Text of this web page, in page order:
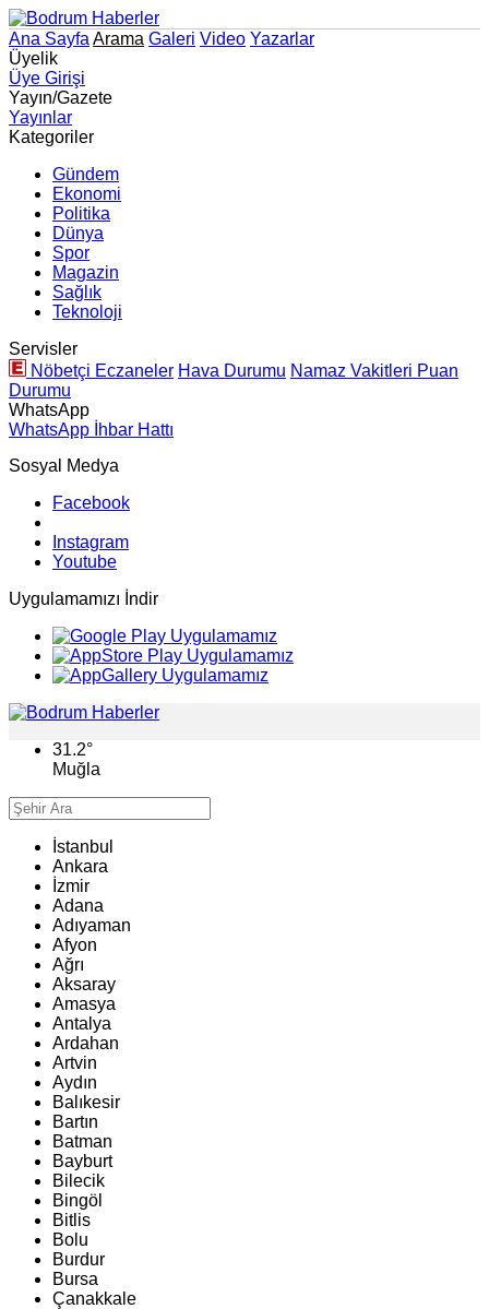
Ana Sayfa Arama Galeri Video Yazarlar
Üyelik
Üye Girişi
Yayın/Gazete
Yayınlar
Kategoriler
Gündem
Ekonomi
Politika
Dünya
Spor
Magazin
Sağlık
Teknoloji
Servisler
Nöbetçi Eczaneler Hava Durumu Namaz Vakitleri Puan
Durumu
WhatsApp
WhatsApp İhbar Hattı
Sosyal Medya
Facebook
Instagram
Youtube
Uygulamamızı İndir
31.2°
Muğla
İstanbul
Ankara
İzmir
Adana
Adıyaman
Afyon
Ağrı
Aksaray
Amasya
Antalya
Ardahan
Artvin
Aydın
Balıkesir
Bartın
Batman
Bayburt
Bilecik
Bingöl
Bitlis
Bolu
Burdur
Bursa
Çanakkale